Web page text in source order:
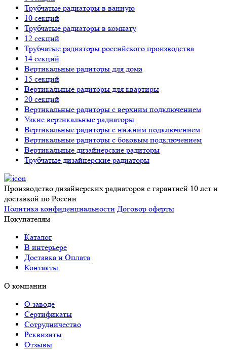
Трубчатые радиаторы в ванную
10 секций
Трубчатые радиаторы в комнату
12 секций
Трубчатые радиаторы российского производства
14 секций
Вертикальные радиторы для дома
15 секций
Вертикальные радиторы для квартиры
20 секций
Вертикальные радиторы с верхним подключением
Узкие вертикальные радиаторы
Вертикальные радиторы с нижним подключением
Вертикальные радиторы с боковым подключением
Вертикальные дизайнерские радиторы
Трубчатые дизайнерские радиаторы
Производство дизайнерских радиаторов с гарантией 10 лет и
доставкой по России
Политика конфиденциальности Договор оферты
Покупателям
Каталог
В интерьере
Доставка и Оплата
Контакты
О компании
О заводе
Сертификаты
Сотрудничество
Реквизиты
Отзывы